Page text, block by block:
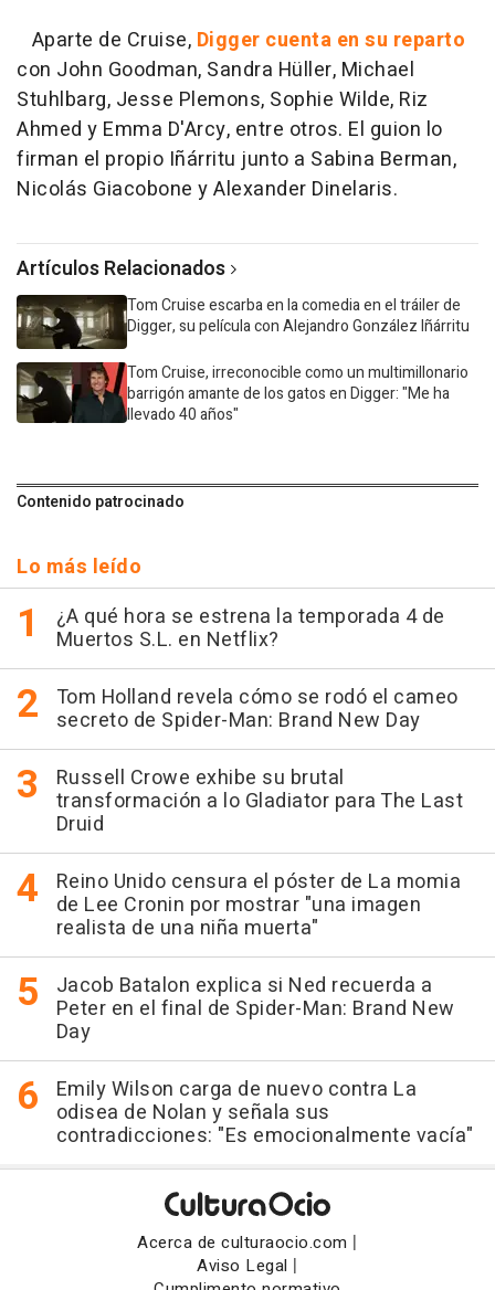
Aparte de Cruise, Digger cuenta en su reparto
con John Goodman, Sandra Hüller, Michael
Stuhlbarg, Jesse Plemons, Sophie Wilde, Riz
Ahmed y Emma D'Arcy, entre otros. El guion lo
firman el propio Iñárritu junto a Sabina Berman,
Nicolás Giacobone y Alexander Dinelaris.
Artículos Relacionados
Tom Cruise escarba en la comedia en el tráiler de
Digger, su película con Alejandro González Iñárritu
Tom Cruise, irreconocible como un multimillonario
barrigón amante de los gatos en Digger: "Me ha
llevado 40 años"
Contenido patrocinado
Lo más leído
¿A qué hora se estrena la temporada 4 de
Muertos S.L. en Netflix?
Tom Holland revela cómo se rodó el cameo
secreto de Spider-Man: Brand New Day
Russell Crowe exhibe su brutal
transformación a lo Gladiator para The Last
Druid
Reino Unido censura el póster de La momia
de Lee Cronin por mostrar "una imagen
realista de una niña muerta"
Jacob Batalon explica si Ned recuerda a
Peter en el final de Spider-Man: Brand New
Day
Emily Wilson carga de nuevo contra La
odisea de Nolan y señala sus
contradicciones: "Es emocionalmente vacía"
Acerca de culturaocio.com |
Aviso Legal |